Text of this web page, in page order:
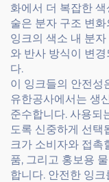
화에서 더 복잡한
술은 분자 구조 변
잉크의 색소 내 분
와 반사 방식이 변
다.
이 잉크들의 안전성
유한공사에서는 생
준수합니다. 사용되
도록 신중하게 선택
크가 소비자와 접촉
품, 그리고 홍보용
합니다. 안전한 잉